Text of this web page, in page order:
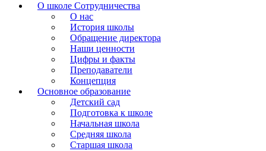
О школе Сотрудничества
О нас
История школы
Обращение директора
Наши ценности
Цифры и факты
Преподаватели
Концепция
Основное образование
Детский сад
Подготовка к школе
Начальная школа
Средняя школа
Старшая школа